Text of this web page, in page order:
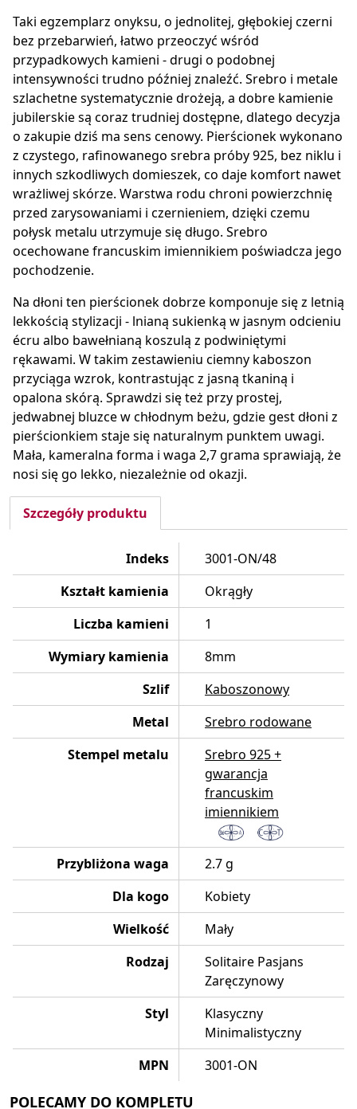
Taki egzemplarz onyksu, o jednolitej, głębokiej czerni
bez przebarwień, łatwo przeoczyć wśród
przypadkowych kamieni - drugi o podobnej
intensywności trudno później znaleźć. Srebro i metale
szlachetne systematycznie drożeją, a dobre kamienie
jubilerskie są coraz trudniej dostępne, dlatego decyzja
o zakupie dziś ma sens cenowy. Pierścionek wykonano
z czystego, rafinowanego srebra próby 925, bez niklu i
innych szkodliwych domieszek, co daje komfort nawet
wrażliwej skórze. Warstwa rodu chroni powierzchnię
przed zarysowaniami i czernieniem, dzięki czemu
połysk metalu utrzymuje się długo. Srebro
ocechowane francuskim imiennikiem poświadcza jego
pochodzenie.
Na dłoni ten pierścionek dobrze komponuje się z letnią
lekkością stylizacji - lnianą sukienką w jasnym odcieniu
écru albo bawełnianą koszulą z podwiniętymi
rękawami. W takim zestawieniu ciemny kaboszon
przyciąga wzrok, kontrastując z jasną tkaniną i
opalona skórą. Sprawdzi się też przy prostej,
jedwabnej bluzce w chłodnym beżu, gdzie gest dłoni z
pierścionkiem staje się naturalnym punktem uwagi.
Mała, kameralna forma i waga 2,7 grama sprawiają, że
nosi się go lekko, niezależnie od okazji.
Szczegóły produktu
Indeks
3001-ON/48
Kształt kamienia
Okrągły
Liczba kamieni
1
Wymiary kamienia
8mm
Szlif
Kaboszonowy
Metal
Srebro rodowane
Stempel metalu
Srebro 925 +
gwarancja
francuskim
imiennikiem
Przybliżona waga
2.7 g
Dla kogo
Kobiety
Wielkość
Mały
Rodzaj
Solitaire Pasjans
Zaręczynowy
Styl
Klasyczny
Minimalistyczny
MPN
3001-ON
POLECAMY DO KOMPLETU